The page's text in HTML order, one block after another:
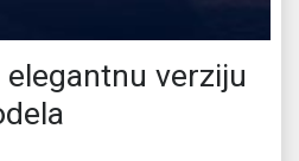
verziju